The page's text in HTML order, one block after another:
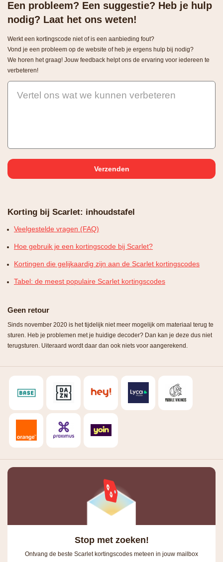
Een probleem? Een suggestie? Heb je hulp
nodig? Laat het ons weten!
Werkt een kortingscode niet of is een aanbieding fout?
Vond je een probleem op de website of heb je ergens hulp bij nodig?
We horen het graag! Jouw feedback helpt ons de ervaring voor iedereen te
verbeteren!
Vertel ons wat we kunnen verbeteren
Korting bij Scarlet: inhoudstafel
Veelgestelde vragen (FAQ)
Hoe gebruik je een kortingscode bij Scarlet?
Kortingen die gelijkaardig zijn aan de Scarlet kortingscodes
Tabel: de meest populaire Scarlet kortingscodes
Geen retour
Sinds november 2020 is het tijdelijk niet meer mogelijk om materiaal terug te
sturen. Heb je problemen met je huidige decoder? Dan kan je deze dus niet
terugsturen. Uiteraard wordt daar dan ook niets voor aangerekend.
Stop met zoeken!
Ontvang de beste Scarlet kortingscodes meteen in jouw mailbox